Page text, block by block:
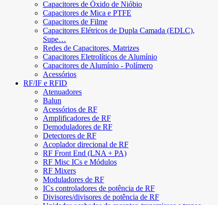
Capacitores de Óxido de Nióbio
Capacitores de Mica e PTFE
Capacitores de Filme
Capacitores Elétricos de Dupla Camada (EDLC),
Supe…
Redes de Capacitores, Matrizes
Capacitores Eletrolíticos de Alumínio
Capacitores de Alumínio - Polímero
Acessórios
RF/IF e RFID
Atenuadores
Balun
Acessórios de RF
Amplificadores de RF
Demoduladores de RF
Detectores de RF
Acoplador direcional de RF
RF Front End (LNA + PA)
RF Misc ICs e Módulos
RF Mixers
Moduladores de RF
ICs controladores de potência de RF
Divisores/divisores de potência de RF